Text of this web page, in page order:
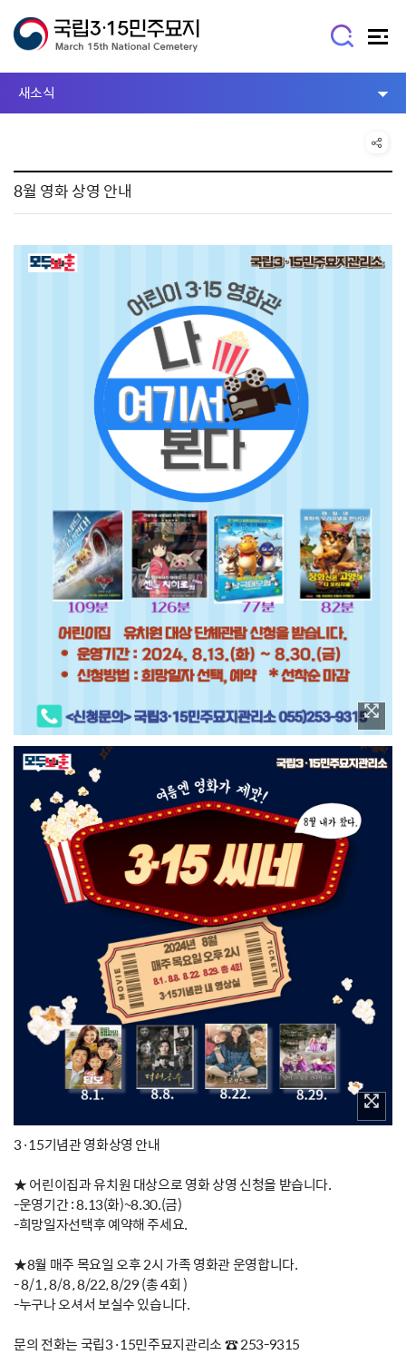
새소식
8월 영화 상영 안내
3·15기념관 영화상영 안내
★ 어린이집과 유치원 대상으로 영화 상영 신청을 받습니다.
-운영기간 : 8.13(화)~8.30.(금)
-희망일자선택후 예약해 주세요.
★8월 매주 목요일 오후 2시 가족 영화관 운영합니다.
- 8/1 , 8/8 , 8/22, 8/29 (총 4회 )
-누구나 오셔서 보실수 있습니다.
문의 전화는 국립3·15민주묘지관리소 ☎ 253-9315